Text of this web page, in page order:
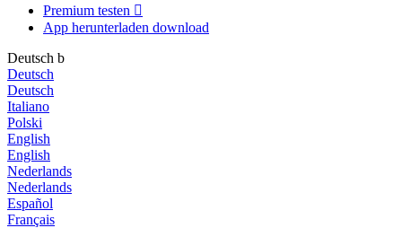
Premium testen 
App herunterladen download
Deutsch b
Deutsch
Deutsch
Italiano
Polski
English
English
Nederlands
Nederlands
Español
Français